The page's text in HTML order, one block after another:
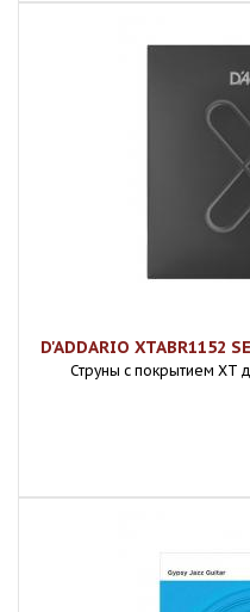
D'ADDARIO XTABR1152
Струны с покрытием XT